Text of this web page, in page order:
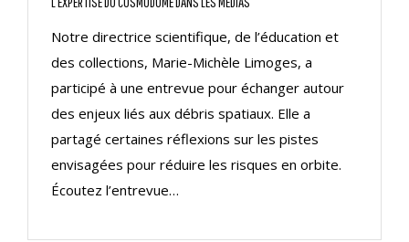
Notre directrice scientifique, de l’éducation et
des collections, Marie-Michèle Limoges, a
participé à une entrevue pour échanger autour
des enjeux liés aux débris spatiaux. Elle a
partagé certaines réflexions sur les pistes
envisagées pour réduire les risques en orbite.
Écoutez l’entrevue…